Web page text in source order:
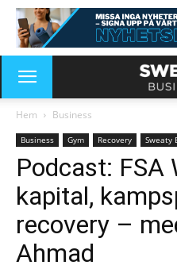
Hem Business
Business Gym Recovery Sweaty
Podcast: FSA
kapital,
recovery –
Ahmad